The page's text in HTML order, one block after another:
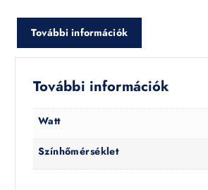
További információk
További információk
Watt
Színhőmérséklet